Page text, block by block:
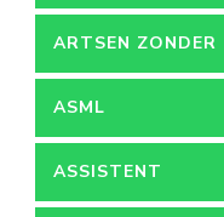
ARTSEN ZONDER
GRENZEN
ASML
ASSISTENT